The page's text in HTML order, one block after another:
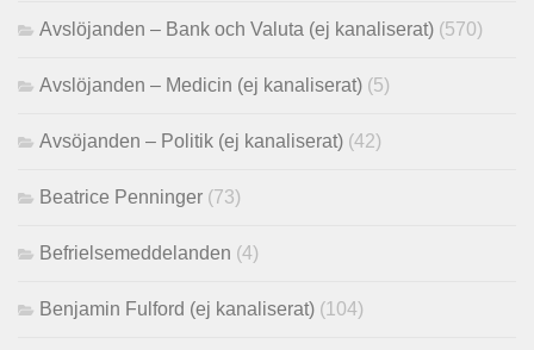
Avslöjanden – Bank och Valuta (ej kanaliserat) (570)
Avslöjanden – Medicin (ej kanaliserat) (5)
Avsöjanden – Politik (ej kanaliserat) (42)
Beatrice Penninger (73)
Befrielsemeddelanden (4)
Benjamin Fulford (ej kanaliserat) (104)